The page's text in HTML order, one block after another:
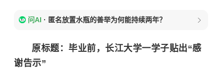
问AI · 匿名放置水瓶的善举为何能持续两年？
原标题：毕业前，长江大学一学子贴出“感
谢告示”